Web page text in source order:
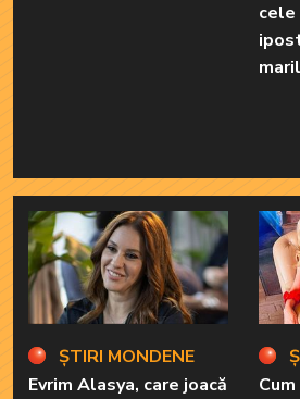
ȘTIRI MONDENE
Evrim Alasya, care joacă
cele